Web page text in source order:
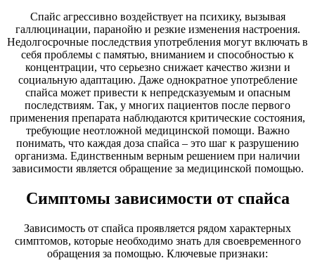
Спайс агрессивно воздействует на психику, вызывая
галлюцинации, паранойю и резкие изменения настроения.
Недолгосрочные последствия употребления могут включать в
себя проблемы с памятью, вниманием и способностью к
концентрации, что серьезно снижает качество жизни и
социальную адаптацию. Даже однократное употребление
спайса может привести к непредсказуемым и опасным
последствиям. Так, у многих пациентов после первого
применения препарата наблюдаются критические состояния,
требующие неотложной медицинской помощи. Важно
понимать, что каждая доза спайса – это шаг к разрушению
организма. Единственным верным решением при наличии
зависимости является обращение за медицинской помощью.
Симптомы зависимости от спайса
Зависимость от спайса проявляется рядом характерных
симптомов, которые необходимо знать для своевременного
обращения за помощью. Ключевые признаки: